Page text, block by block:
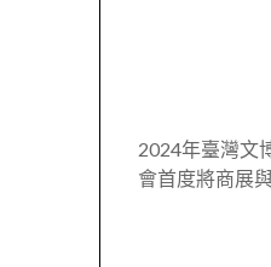
2024年臺灣文
會首度將商展